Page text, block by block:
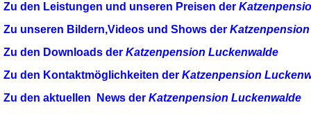
Zu den Leistungen und unseren Preisen der
Zu unseren Bildern,Videos und Shows der
Zu den Downloads der Katzenpension Luckenwalde
Zu den Kontaktmöglichkeiten der Katzenpension
Zu den aktuellen News der Katzenpension Luckenwalde